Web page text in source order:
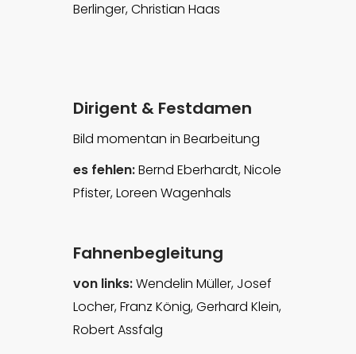
Berlinger, Christian Haas
Dirigent & Festdamen
Bild momentan in Bearbeitung
es fehlen:Bernd Eberhardt, Nicole
Pfister, Loreen Wagenhals
Fahnenbegleitung
von links:Wendelin Müller, Josef
Locher, Franz König, Gerhard Klein,
Robert Assfalg